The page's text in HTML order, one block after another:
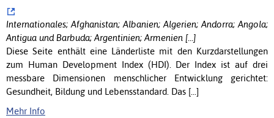
Internationales; Afghanistan; Albanien; Algerien; Andorra; Angola;
Antigua und Barbuda; Argentinien; Armenien [...]
Diese Seite enthält eine Länderliste mit den Kurzdarstellungen
zum Human Development Index (HDI). Der Index ist auf drei
messbare Dimensionen menschlicher Entwicklung gerichtet:
Gesundheit, Bildung und Lebensstandard. Das [...]
Mehr Info